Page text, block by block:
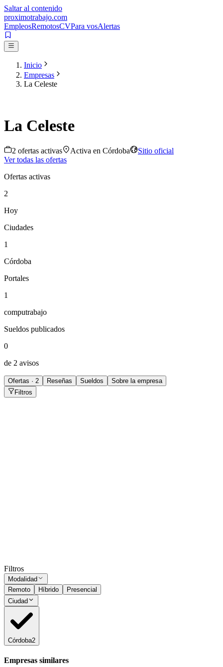
Saltar al contenido
proximotrabajo.com
EmpleosRemotosCVPara vosAlertas
Inicio
Empresas
La Celeste
La Celeste
2 ofertas activas Activa en Córdoba
Sitio oficial
Ver todas las ofertas
Ofertas activas
2
Hoy
Ciudades
1
Córdoba
Portales
1
computrabajo
Sueldos publicados
0
de 2 avisos
Ofertas · 2 Reseñas Sueldos
Sobre la empresa
Filtros
Filtros
Modalidad
Remoto
Híbrido
Presencial
Ciudad
Córdoba2
Empresas similares